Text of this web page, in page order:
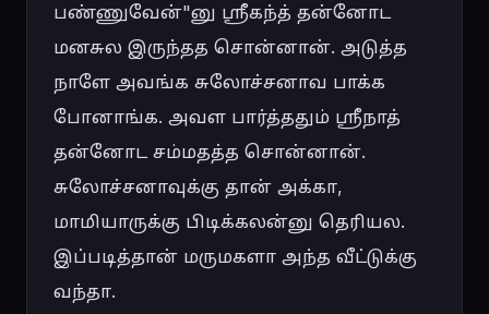
பண்ணுவேன்"னு ஸ்ரீகந்த் தன்னோட
மனசுல இருந்தத சொன்னான். அடுத்த
நாளே அவங்க சுலோச்சனாவ பாக்க
போனாங்க. அவள பார்த்ததும் ஸ்ரீநாத்
தன்னோட சம்மதத்த சொன்னான்.
சுலோச்சனாவுக்கு தான் அக்கா,
மாமியாருக்கு பிடிக்கலன்னு தெரியல.
இப்படித்தான் மருமகளா அந்த வீட்டுக்கு
வந்தா.